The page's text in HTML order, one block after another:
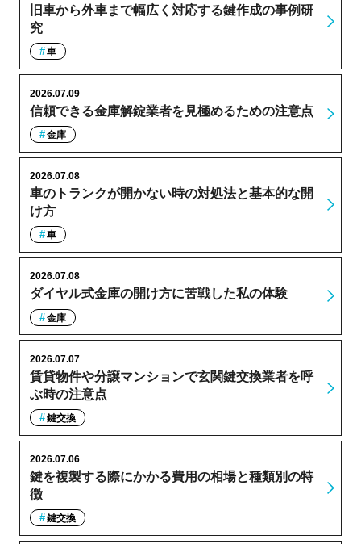
旧車から外車まで幅広く対応する鍵作成の事例研
究
車
信頼できる金庫解錠業者を見極めるための注意点
2026.07.09
金庫
車のトランクが開かない時の対処法と基本的な開
け方
2026.07.08
車
ダイヤル式金庫の開け方に苦戦した私の体験
2026.07.08
金庫
賃貸物件や分譲マンションで玄関鍵交換業者を呼
ぶ時の注意点
2026.07.07
鍵交換
鍵を複製する際にかかる費用の相場と種類別の特
徴
2026.07.06
鍵交換